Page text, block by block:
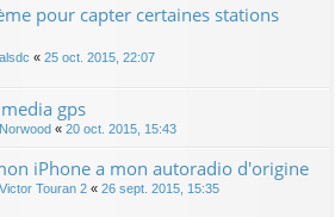
pour capter certaines stations
alsdc « 25 oct. 2015, 22:07
gps
Norwood « 20 oct. 2015, 15:43
iPhone a mon autoradio d'origine
Victor Touran 2 « 26 sept. 2015, 15:35